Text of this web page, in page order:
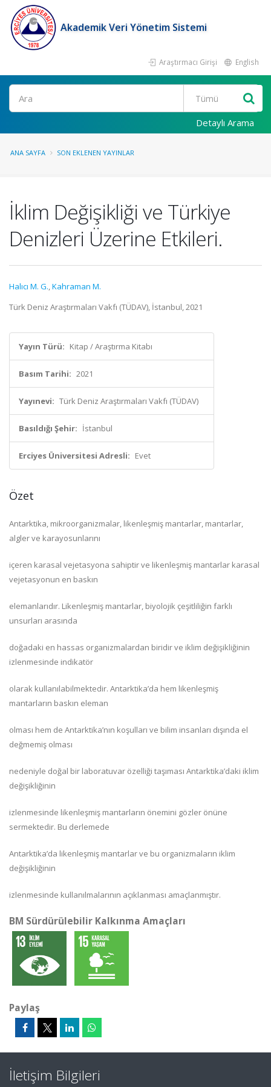
Akademik Veri Yönetim Sistemi
Araştırmacı Girişi English
Ara
Detaylı Arama
ANA SAYFA SON EKLENEN YAYINLAR
İklim Değişikliği ve Türkiye
Denizleri Üzerine Etkileri.
Halıcı M. G.,Kahraman M.
Türk Deniz Araştırmaları Vakfı (TÜDAV), İstanbul, 2021
Yayın Türü: Kitap / Araştırma Kitabı
Basım Tarihi: 2021
Yayınevi: Türk Deniz Araştırmaları Vakfı (TÜDAV)
Basıldığı Şehir: İstanbul
Erciyes Üniversitesi Adresli: Evet
Özet
Antarktika, mikroorganizmalar, likenleşmiş mantarlar, mantarlar,
algler ve karayosunlarını
içeren karasal vejetasyona sahiptir ve likenleşmiş mantarlar karasal
vejetasyonun en baskın
elemanlarıdır. Likenleşmiş mantarlar, biyolojik çeşitliliğin farklı
unsurları arasında
doğadaki en hassas organizmalardan biridir ve iklim değişikliğinin
izlenmesinde indikatör
olarak kullanılabilmektedir. Antarktika’da hem likenleşmiş
mantarların baskın eleman
olması hem de Antarktika’nın koşulları ve bilim insanları dışında el
değmemiş olması
nedeniyle doğal bir laboratuvar özelliği taşıması Antarktika’daki iklim
değişikliğinin
izlenmesinde likenleşmiş mantarların önemini gözler önüne
sermektedir. Bu derlemede
Antarktika’da likenleşmiş mantarlar ve bu organizmaların iklim
değişikliğinin
izlenmesinde kullanılmalarının açıklanması amaçlanmıştır.
BM Sürdürülebilir Kalkınma Amaçları
Paylaş
İletişim Bilgileri